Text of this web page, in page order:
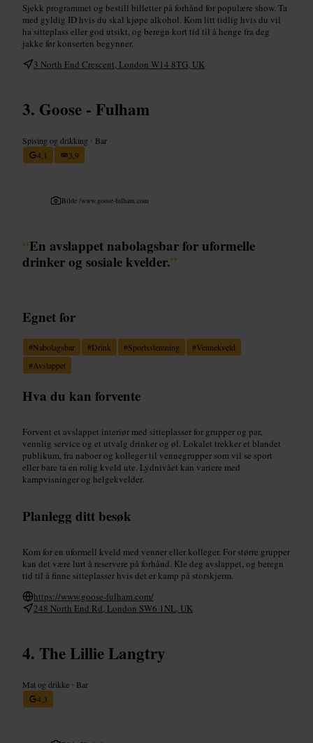
Sjekk programmet og bestill billetter på forhånd for populære show. Ta
med gyldig ID hvis du skal kjøpe alkohol. Kom litt tidlig hvis du vil
ha sitteplass eller god utsikt, og beregn kort tid til å henge fra deg
jakke før konserten begynner.
3 North End Crescent, London W14 8TG, UK
Goose - Fulham
Spising og drikking • Bar
4,1
3,9
Bilde /www.goose-fulham.com
“En avslappet nabolagsbar for uformelle
drinker og sosiale kvelder.”
Egnet for
#Nabolagsbar #Drink #Sportsstemning #Vennekveld
#Avslappet
Hva du kan forvente
Forvent et avslappet interiør med sitteplasser for grupper og par,
vennlig service og et utvalg drinker og øl. Lokalet trekker et blandet
publikum, fra naboer og kolleger til vennegrupper som vil se sport
eller bare ta en rolig kveld ute. Lydnivået kan variere med
kampvisninger og helgekvelder.
Planlegg ditt besøk
Kom for en uformell kveld med venner eller kolleger. For større grupper
kan det være lurt å reservere på forhånd. Kle deg avslappet, og beregn
tid til å finne sitteplasser hvis det er kamp på storskjerm.
https://www.goose-fulham.com/
248 North End Rd, London SW6 1NL, UK
The Lillie Langtry
Mat og drikke • Bar
4,3